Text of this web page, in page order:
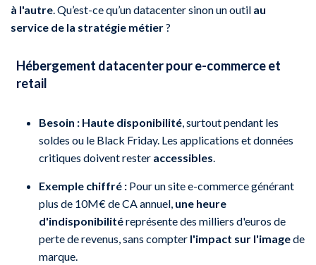
à l'autre . Qu’est-ce qu’un datacenter sinon un outil au
service de la stratégie métier?
Hébergement datacenter pour e-commerce et
retail
Besoin : Haute disponibilité , surtout pendant les
soldes ou le Black Friday. Les applications et données
critiques doivent rester accessibles
Exemple chiffré : Pour un site e-commerce générant
plus de 10M€ de CA annuel, une heure
d'indisponibilitéreprésente des milliers d'euros de
perte de revenus, sans compter l'impact sur l'imagede
marque.